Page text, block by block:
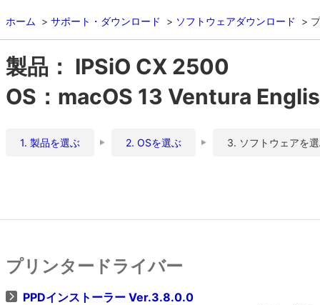
ホーム サポート・ダウンロード ソフトウェアダウンロード
製品： IPSiO CX 2500
OS：macOS 13 Ventura
1. 製品を選ぶ 2. OSを選ぶ 3. ソフトウェアを
プリンタードライバー
PPDインストーラー Ver.3.8.0.0